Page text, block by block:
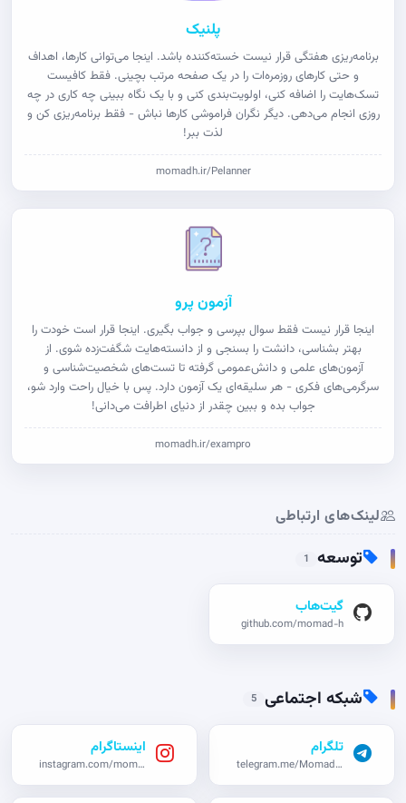
پلنیک
برنامه‌ریزی هفتگی قرار نیست خسته‌کننده باشد. اینجا می‌توانی کارها، اهداف
و حتی کارهای روزمره‌ات را در یک صفحه مرتب بچینی. فقط کافیست
تسک‌هایت را اضافه کنی، اولویت‌بندی کنی و با یک نگاه ببینی چه کاری در چه
روزی انجام می‌دهی. دیگر نگران فراموشی کارها نباش - فقط برنامه‌ریزی کن و
لذت ببر!
momadh.ir/Pelanner
آزمون پرو
اینجا قرار نیست فقط سوال بپرسی و جواب بگیری. اینجا قرار است خودت را
بهتر بشناسی، دانشت را بسنجی و از دانسته‌هایت شگفت‌زده شوی. از
آزمون‌های علمی و دانش‌عمومی گرفته تا تست‌های شخصیت‌شناسی و
سرگرمی‌های فکری - هر سلیقه‌ای یک آزمون دارد. پس با خیال راحت وارد شو،
جواب بده و ببین چقدر از دنیای اطرافت می‌دانی!
momadh.ir/exampro
لینک‌های ارتباطی
توسعه 1
گیت‌هاب
github.com/momad-h
شبکه اجتماعی 5
تلگرام
telegram.me/Momadho
اینستاگرام
instagram.com/momad_h